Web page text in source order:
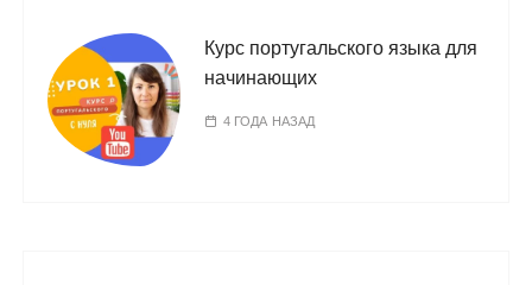
Курс португальского языка для
начинающих
4 ГОДА НАЗАД